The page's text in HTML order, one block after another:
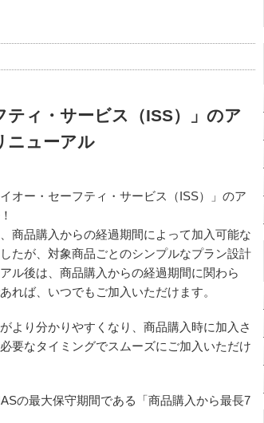
ィ・サービス（ISS）」のア
ニューアル
オー・セーフティ・サービス（ISS）」のア
商品購入からの経過期間によって加入可能な
たが、対象商品ごとのシンプルなプラン設計
ル後は、商品購入からの経過期間に関わら
れば、いつでもご加入いただけます。
より分かりやすくなり、商品購入時に加入さ
要なタイミングでスムーズにご加入いただけ
の最大保守期間である「商品購入から最長7